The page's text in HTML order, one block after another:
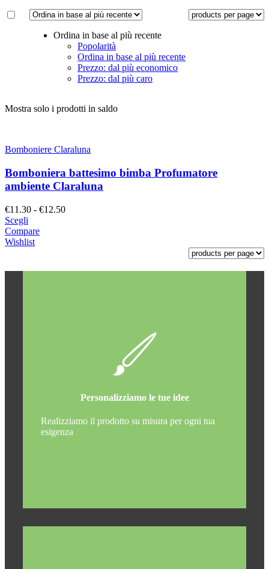
Ordina in base al più recente
Popolarità
Ordina in base al più recente
Prezzo: dal più economico
Prezzo: dal più caro
Mostra solo i prodotti in saldo
Bomboniere Claraluna
Bomboniera battesimo bimba Profumatore
ambiente Claraluna
€11.30 - €12.50Fascia
€12.50
Scegli
Compare
Wishlist
Personalizziamo le tue idee
Realizziamo il prodotto su misura per ogni tua
esigenza